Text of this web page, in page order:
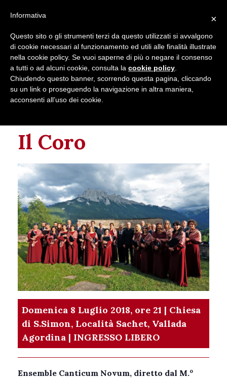
Il Coro
Domenica 8 Luglio 2018, ore 21 | Chiesa
di S.Simon, Località Sachet, Vallada
Agordina | INGRESSO LIBERO
Ensemble Canticum Novum, diretto dal M.o
×
Informativa
Questo sito o gli strumenti terzi da questo utilizzati si avvalgono
di cookie necessari al funzionamento ed utili alle finalità illustrate
nella cookie policy. Se vuoi saperne di più o negare il consenso
a tutti o ad alcuni cookie, consulta la cookie policy
Chiudendo questo banner, scorrendo questa pagina, cliccando
su un link o proseguendo la navigazione in altra maniera,
acconsenti all’uso dei cookie.